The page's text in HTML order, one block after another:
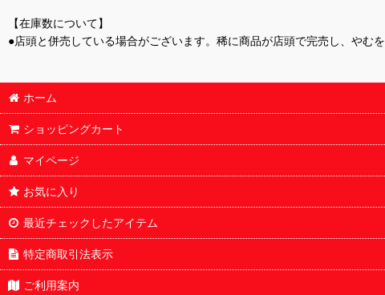
【在庫数について】
●店頭と併売している場合がございます。稀に商品が店頭で完売し、やむ
ホーム
ショッピングカート
マイページ
お気に入り
最近チェックしたアイテム
特定商取引法表示
ご利用案内